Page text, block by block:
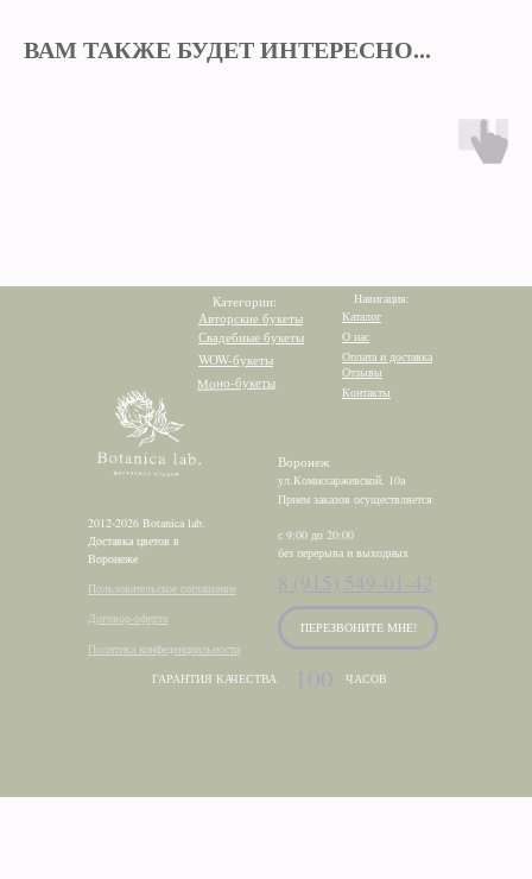
ВАМ ТАКЖЕ БУДЕТ ИНТЕРЕСНО...
2012-2026 Botanica lab.
Доставка цветов в
Воронеже
Договор-оферта
Пользовательское соглашение
Политика конфеденциальности
ПЕРЕЗВОНИТЕ МНЕ!
Контакты
Отзывы
Оплата и доставка
О нас
Каталог
Навигация:
Категории:
Моно-букеты
WOW-букеты
Свадебные букеты
Авторские букеты
ГАРАНТИЯ КАЧЕСТВА ЧАСОВ
Прием заказов осуществляется
с 9:00 до 20:00
без перерыва и выходных
ул.Комиссаржевской, 10а
Воронеж